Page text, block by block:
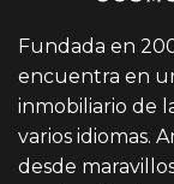
Fundada en
encuentra en
inmobiliario de
varios idiomas.
desde